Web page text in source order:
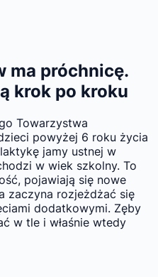
ma próchnicę.
krok po kroku
Towarzystwa
powyżej 6 roku życia
jamy ustnej w
w wiek szkolny. To
pojawiają się nowe
zaczyna rozjeżdżać się
dodatkowymi. Zęby
w tle i właśnie wtedy